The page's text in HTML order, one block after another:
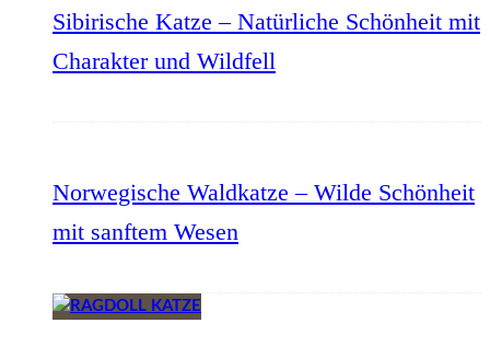
Sibirische Katze – Natürliche Schönheit mit
Charakter und Wildfell
Norwegische Waldkatze – Wilde Schönheit
mit sanftem Wesen